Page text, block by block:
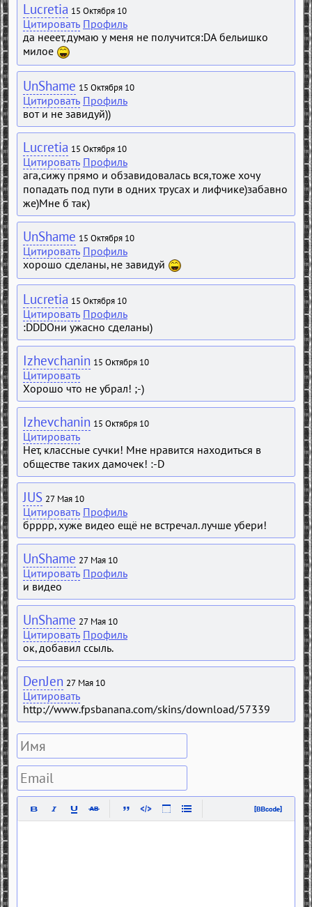
Lucretia 15 Октября 10
Цитировать Профиль
да нееет,думаю у меня не получится:DА бельишко
милое
UnShame 15 Октября 10
Цитировать Профиль
вот и не завидуй))
Lucretia 15 Октября 10
Цитировать Профиль
ага,сижу прямо и обзавидовалась вся,тоже хочу
попадать под пути в одних трусах и лифчике)забавно
же)Мне б так)
UnShame 15 Октября 10
Цитировать Профиль
хорошо сделаны, не завидуй
Lucretia 15 Октября 10
Цитировать Профиль
:DDDОни ужасно сделаны)
Izhevchanin 15 Октября 10
Цитировать
Хорошо что не убрал! ;-)
Izhevchanin 15 Октября 10
Цитировать
Нет, классные сучки! Мне нравится находиться в
обществе таких дамочек! :-D
JUS 27 Мая 10
Цитировать Профиль
брррр, хуже видео ещё не встречал. лучше убери!
UnShame 27 Мая 10
Цитировать Профиль
и видео
UnShame 27 Мая 10
Цитировать Профиль
ок, добавил ссыль.
DenJen 27 Мая 10
Цитировать
http://www.fpsbanana.com/skins/download/57339